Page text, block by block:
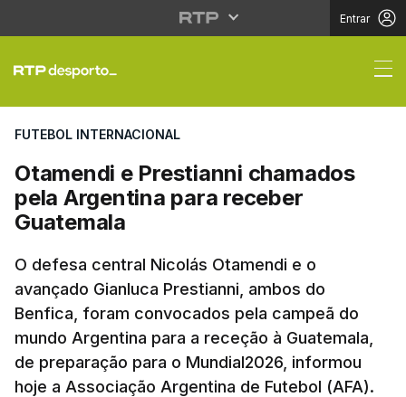
Entrar
Otamendi e
FUTEBOL INTERNACIONAL
Otamendi e Prestianni chamados
pela Argentina para receber
Guatemala
O defesa central Nicolás Otamendi e o
avançado Gianluca Prestianni, ambos do
Benfica, foram convocados pela campeã do
mundo Argentina para a receção à Guatemala,
de preparação para o Mundial2026, informou
hoje a Associação Argentina de Futebol (AFA).